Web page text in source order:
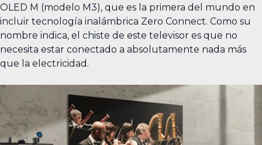
OLED M (modelo M3), que es la primera del mundo en
incluir tecnología inalámbrica Zero Connect. Como su
nombre indica, el chiste de este televisor es que no
necesita estar conectado a absolutamente nada más
que la electricidad.